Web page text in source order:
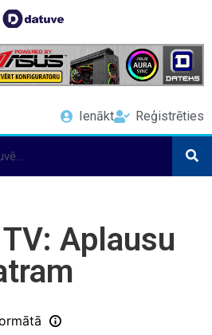
Ienākt Reģistrēties
Aplausu